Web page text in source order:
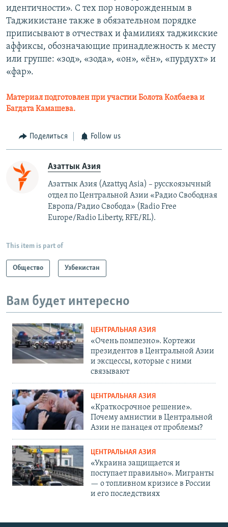
идентичности». С тех пор новорожденным в
Таджикистане также в обязательном порядке
приписывают в отчествах и фамилиях таджикские
аффиксы, обозначающие принадлежность к месту
или группе: «зод», «зода», «он», «ён», «пурдухт» и
«фар».
Материал подготовлен при участии Болота Колбаева и
Багдата Камашева.
Поделиться Follow us
Азаттык Азия
Азаттык Азия (Azattyq Asia) – русскоязычный
отдел по Центральной Азии «Радио Свободная
Европа/Радио Свобода» (Radio Free
Europe/Radio Liberty, RFE/RL).
This item is part of
Общество Узбекистан
Вам будет интересно
ЦЕНТРАЛЬНАЯ АЗИЯ
«Очень помпезно». Кортежи
президентов в Центральной Азии
и эксцессы, которые с ними
связывают
ЦЕНТРАЛЬНАЯ АЗИЯ
«Краткосрочное решение».
Почему амнистии в Центральной
Азии не панацея от проблемы?
ЦЕНТРАЛЬНАЯ АЗИЯ
«Украина защищается и
поступает правильно». Мигранты
— о топливном кризисе в России
и его последствиях